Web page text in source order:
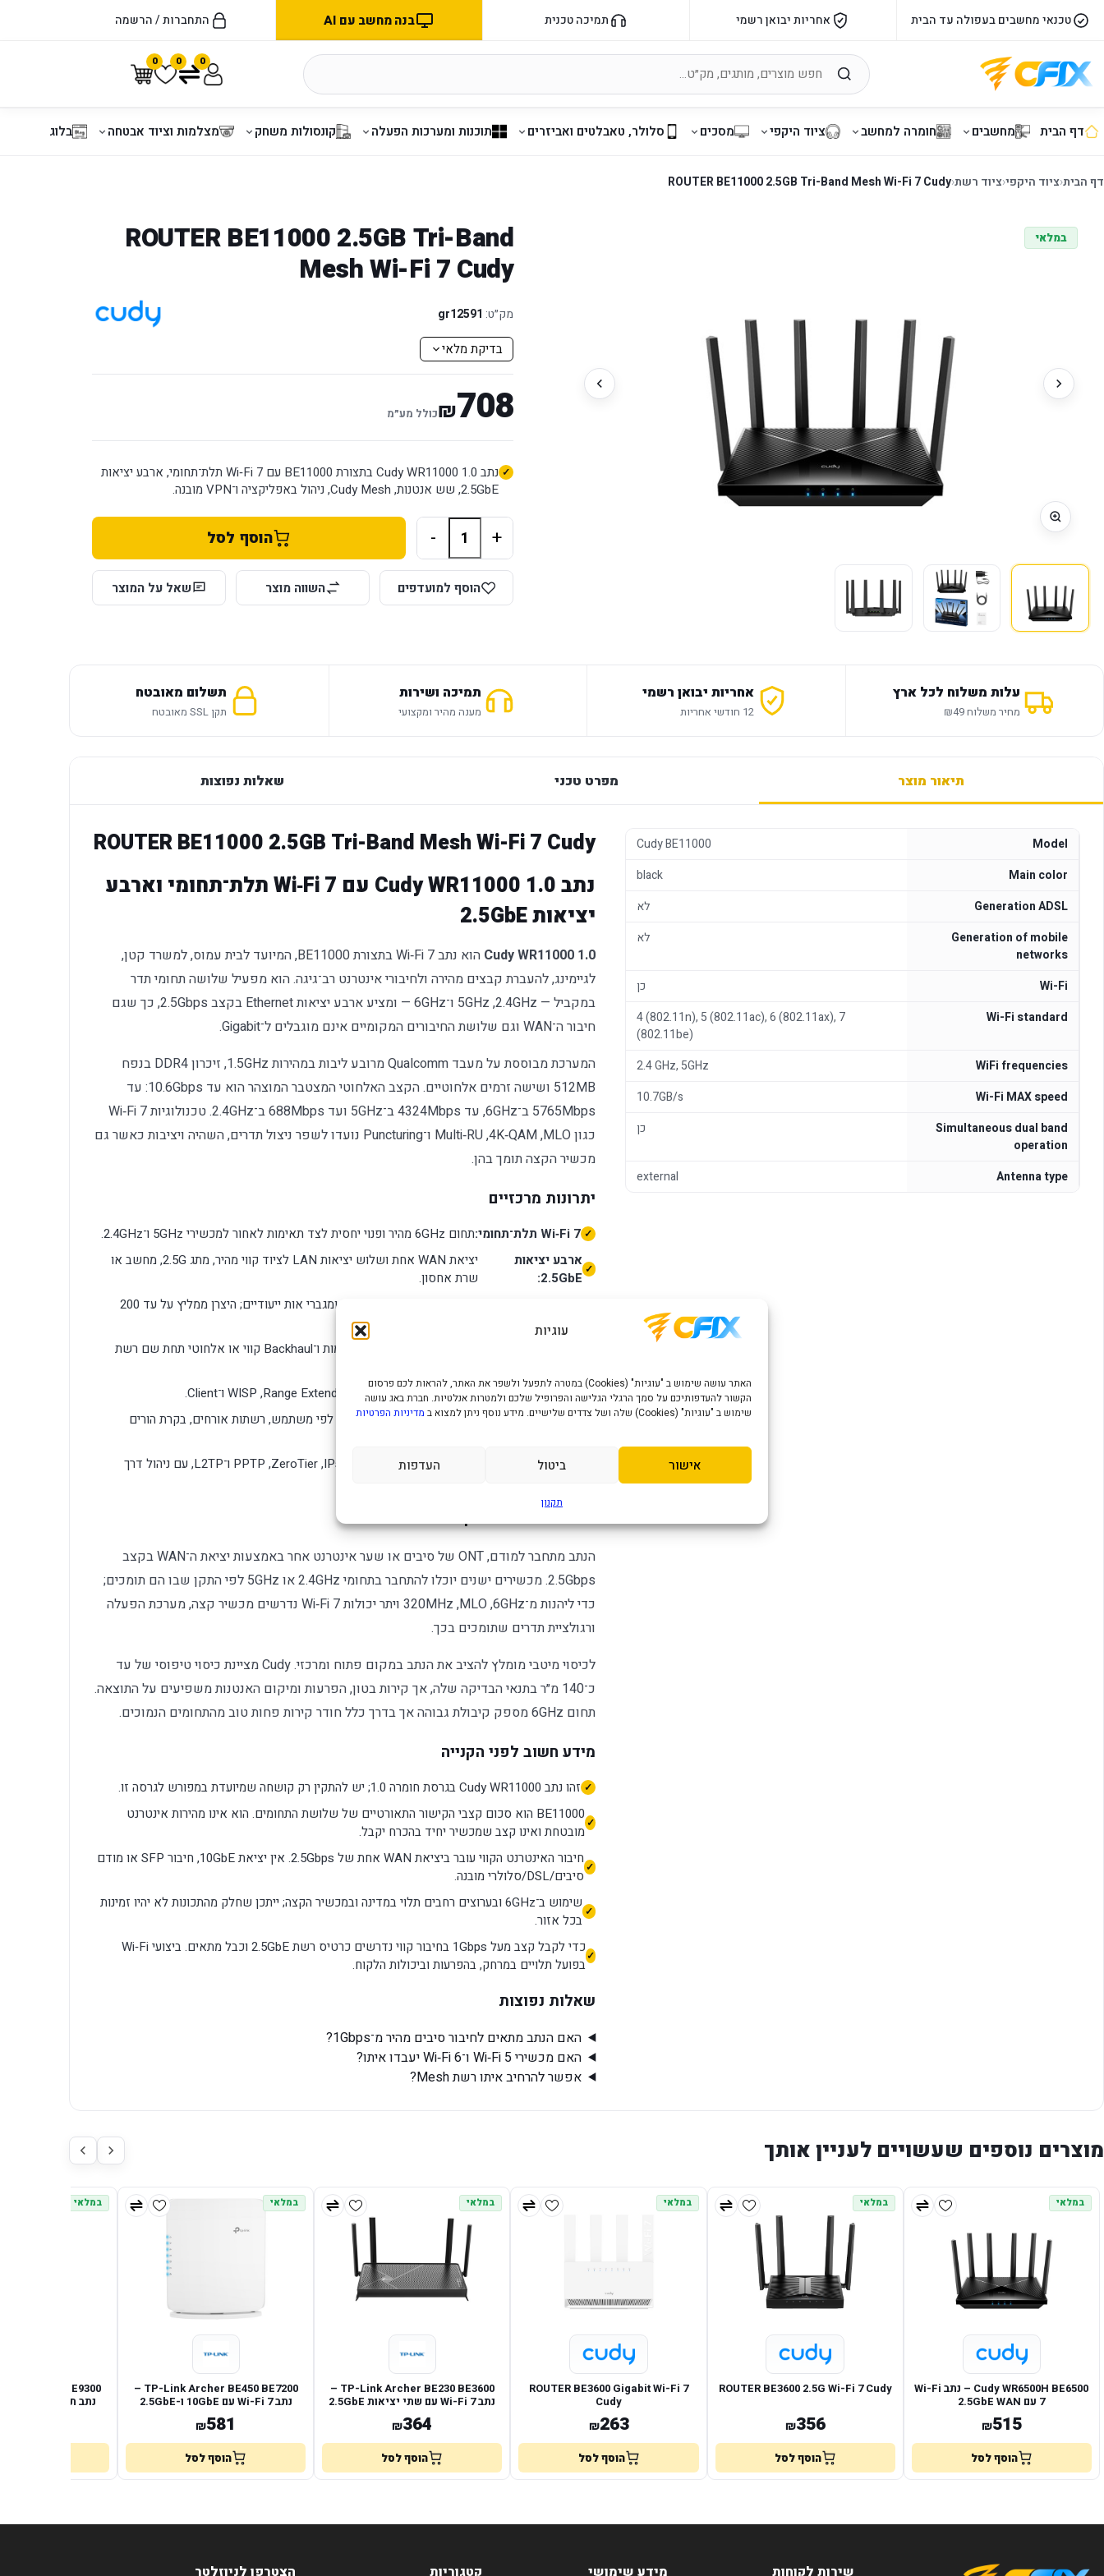
עוגיות
האתר עושה שימוש ב "עוגיות" (Cookies) במטרה לתפעל ולשפר את האתר, להראות לכם פרסום
הקשור להעדפותיכם על סמך הרגלי הגלישה והפרופיל שלכם ולמטרות אנלטיות. חברת באג עושה
שימוש ב "עוגיות" (Cookies) שלה ושל צדדים שלישיים. מידע נוסף ניתן למצוא ב
מדיניות הפרטיות
אישור ביטול העדפות
תקנון
טכנאי מחשבים בעפולה עד הבית אחריות יבואן רשמי תמיכה טכנית בנה מחשב עם AI התחברות / הרשמה
0 0 0
דף הבית מחשבים חומרה למחשב ציוד היקפי מסכים סלולר, טאבלטים ואביזרים תוכנות ומערכות הפעלה קונסולות משחק מצלמות וציוד אבטחה בלוג
דף הבית‹ציוד היקפי‹ציוד רשת‹
ROUTER BE11000 2.5GB Tri-Band Mesh Wi-Fi 7 Cudy
במלאי
ROUTER BE11000 2.5GB Tri-Band
Mesh Wi-Fi 7 Cudy
מק״ט: gr12591
בדיקת מלאי
708
₪כולל מע״מ
נתב Cudy WR11000 1.0 בתצורת BE11000 עם Wi‑Fi 7 תלת־תחומי, ארבע יציאות
2.5GbE, שש אנטנות, Cudy Mesh, ניהול באפליקציה ו־VPN מובנה.
+
- הוסף לסל
הוסף למועדפים השווה מוצר שאל על המוצר
עלות משלוח לכל ארץ
מחיר משלוח ₪49
אחריות יבואן רשמי
12 חודשי אחריות
תמיכה ושירות
מענה מהיר ומקצועי
תשלום מאובטח
תקן SSL מאובטח
תיאור מוצר מפרט טכני שאלות נפוצות
Model
Cudy BE11000
Main color
black
Generation ADSL
לא
Generation of mobile
networks
לא
Wi-Fi
כן
Wi-Fi standard
4 (802.11n), 5 (802.11ac), 6 (802.11ax), 7
(802.11be)
WiFi frequencies
2.4 GHz, 5GHz
Wi-Fi MAX speed
10.7GB/s
Simultaneous dual band
operation
כן
Antenna type
external
ROUTER BE11000 2.5GB Tri-Band Mesh Wi-Fi 7 Cudy
נתב Cudy WR11000 1.0 עם Wi‑Fi 7 תלת־תחומי וארבע
יציאות 2.5GbE
Cudy WR11000 1.0
הוא נתב Wi‑Fi 7 בתצורת BE11000, המיועד לבית עמוס, למשרד קטן,
לגיימינג, להעברת קבצים מהירה ולחיבורי אינטרנט רב־גיגה. הוא מפעיל שלושה תחומי תדר
במקביל — 2.4GHz,‏ 5GHz ו־6GHz — ומציע ארבע יציאות Ethernet בקצב 2.5Gbps, כך שגם
חיבור ה־WAN וגם שלושת החיבורים המקומיים אינם מוגבלים ל־Gigabit.
המערכת מבוססת על מעבד Qualcomm מרובע ליבות במהירות 1.5GHz, זיכרון DDR4 בנפח
512MB ושישה זרמים אלחוטיים. הקצב האלחוטי המצטבר המוצהר הוא עד 10.6Gbps: עד
5765Mbps ב־6GHz, עד 4324Mbps ב־5GHz ועד 688Mbps ב־2.4GHz. טכנולוגיות Wi‑Fi 7
כגון MLO,‏ 4K‑QAM,‏ Multi‑RU ו־Puncturing נועדו לשפר ניצול תדרים, השהיה ויציבות כאשר גם
מכשיר הקצה תומך בהן.
יתרונות מרכזיים
Wi‑Fi 7 תלת־תחומי:
תחום 6GHz מהיר ופנוי יחסית לצד תאימות לאחור למכשירי 5GHz ו־2.4GHz.
ארבע יציאות
2.5GbE:
יציאת WAN אחת ושלוש יציאות LAN לציוד קווי מהיר, מתג 2.5G, מחשב או
שרת אחסון.
וקיבולת:
שש אנטנות קבועות, Beamforming ומגברי אות ייעודיים; היצרן ממליץ על עד 200
הרחבת הרשת עם יחידות Cudy תואמות ו־Backhaul קווי או אלחוטי תחת שם רשת
מצבי עבודה גמישים:Router,‏ Access Point,‏ Range Extender,‏ WISP ו־Client.
כלי רשת
IPv4/IPv6,‏ IPTV/VLAN,‏ QoS לפי משתמש, רשתות אורחים, בקרת הורים
VPN
שרת ולקוח WireGuard,‏ OpenVPN,‏ IPsec,‏ ZeroTier,‏ PPTP ו־L2TP, עם ניהול דרך
תאימות ושימוש נכון
הנתב מתחבר למודם, ONT של סיבים או שער אינטרנט אחר באמצעות יציאת ה־WAN בקצב
2.5Gbps. מכשירים ישנים יוכלו להתחבר בתחומי 2.4GHz או 5GHz לפי התקן שבו הם תומכים;
כדי ליהנות מ־6GHz,‏ MLO,‏ 320MHz ויתר יכולות Wi‑Fi 7 נדרשים מכשיר קצה, מערכת הפעלה
ורגולציית תדרים שתומכים בכך.
לכיסוי מיטבי מומלץ להציב את הנתב במקום פתוח ומרכזי. Cudy מציינת כיסוי טיפוסי של עד
כ־140 מ״ר בתנאי הבדיקה שלה, אך קירות בטון, הפרעות ומיקום האנטנות משפיעים על התוצאה.
תחום 6GHz מספק קיבולת גבוהה אך בדרך כלל חודר קירות פחות טוב מהתחומים הנמוכים.
מידע חשוב לפני הקנייה
זהו נתב Cudy WR11000 בגרסת חומרה 1.0; יש להתקין רק קושחה שמיועדת במפורש לגרסה זו.
BE11000 הוא סכום קצבי הקישור התאורטיים של שלושת התחומים. הוא אינו מהירות אינטרנט
מובטחת ואינו קצב שמכשיר יחיד בהכרח יקבל.
חיבור האינטרנט הקווי עובר ביציאת WAN אחת של 2.5Gbps. אין יציאת 10GbE, חיבור SFP או מודם
סיבים/DSL/סלולרי מובנה.
שימוש ב־6GHz ובערוצים רחבים תלוי במדינה ובמכשיר הקצה; ייתכן שחלק מהתכונות לא יהיו זמינות
בכל אזור.
כדי לקבל קצב מעל 1Gbps בחיבור קווי נדרשים כרטיס רשת 2.5GbE וכבל מתאים. ביצועי Wi‑Fi
בפועל תלויים במרחק, בהפרעות וביכולות הלקוח.
שאלות נפוצות
האם הנתב מתאים לחיבור סיבים מהיר מ־1Gbps?
האם מכשירי Wi‑Fi 5 ו־Wi‑Fi 6 יעבדו איתו?
אפשר להרחיב איתו רשת Mesh?
מוצרים נוספים שעשויים לעניין אותך
במלאי
Cudy WR6500H BE6500 – נתב Wi-Fi
7 עם WAN ‏2.5GbE
₪515
הוסף לסל
במלאי
ROUTER BE3600 2.5G Wi-Fi 7 Cudy
₪356
הוסף לסל
במלאי
ROUTER BE3600 Gigabit Wi-Fi 7
Cudy
₪263
הוסף לסל
במלאי
TP-Link Archer BE230 BE3600 –
נתב Wi-Fi 7 עם שתי יציאות 2.5GbE
₪364
הוסף לסל
במלאי
TP-Link Archer BE450 BE7200 –
נתב Wi-Fi 7 עם 10GbE ו-2.5GbE
₪581
הוסף לסל
במלאי
נתב תלת־פסי Wi-Fi 7 עם 2.5GbE